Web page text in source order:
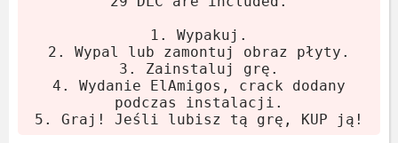
Minimalne
System:Windows 10 64-bit
Procesor: Intel Core i7-4790K lub
AMD Ryzen 5 1500X
Pamięć:8 GB RAM
1. Wypakuj.
2. Wypal lub zamontuj obraz płyty.
3. Zainstaluj grę.
4. Wydanie ElAmigos, crack dodany
podczas instalacji.
5. Graj! Jeśli lubisz tą grę, KUP ją!